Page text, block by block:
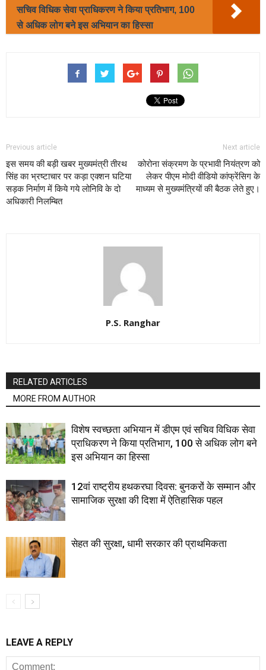
सचिव विधिक सेवा प्राधिकरण ने किया प्रतिभाग, 100
से अधिक लोग बने इस अभियान का हिस्सा
Previous article
इस समय की बड़ी खबर मुख्यमंत्री तीरथ
सिंह का भ्रष्टाचार पर कड़ा एक्शन घटिया
सड़क निर्माण में किये गये लोनिवि के दो
अधिकारी निलम्बित
Next article
कोरोना संक्रमण के प्रभावी नियंत्रण को
लेकर पीएम मोदी वीडियो कांफ्रेंसिग के
माध्यम से मुख्यमंत्रियों की बैठक लेते हुए।
P.S. Ranghar
RELATED ARTICLES
MORE FROM AUTHOR
विशेष स्वच्छता अभियान में डीएम एवं सचिव विधिक सेवा
प्राधिकरण ने किया प्रतिभाग, 100 से अधिक लोग बने
इस अभियान का हिस्सा
12वां राष्ट्रीय हथकरघा दिवस: बुनकरों के सम्मान और
सामाजिक सुरक्षा की दिशा में ऐतिहासिक पहल
सेहत की सुरक्षा, धामी सरकार की प्राथमिकता
LEAVE A REPLY